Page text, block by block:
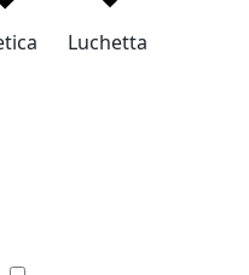
Luchetta